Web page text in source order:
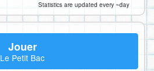
Statistics are updated every ~day
Jouer
Le Petit Bac